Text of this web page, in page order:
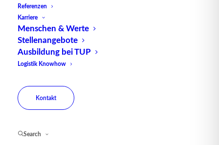
Referenzen
Karriere
Menschen & Werte
Stellenangebote
Ausbildung bei TUP
Logistik Knowhow
Kontakt
Search
PSA in der Logistik – Schutz- und
Sicherheitshandschuhe